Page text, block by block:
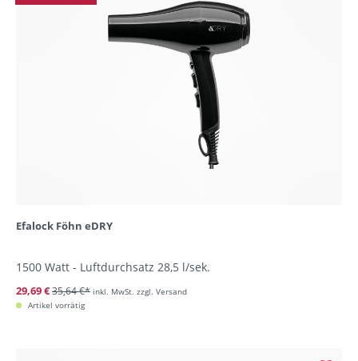
Efalock Föhn eDRY
1500 Watt - Luftdurchsatz 28,5 l/sek.
29,69 €35,64 €* inkl. MwSt. zzgl. Versand
Artikel vorrätig